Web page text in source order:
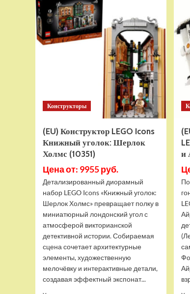
игра
ZVEZDA
Мумии,
для
компании,
Конструкторы
(EU) Конструктор LEGO Icons
Книжный уголок: Шерлок
Холмс (10351)
Цена от: 9955 руб.
Детализированный диорамный
набор LEGO Icons «Книжный уголок:
Шерлок Холмс» превращает полку в
миниатюрный лондонский угол с
атмосферой викторианской
детективной истории. Собираемая
сцена сочетает архитектурные
элементы, художественную
мелочёвку и интерактивные детали,
создавая эффектный экспонат...
и